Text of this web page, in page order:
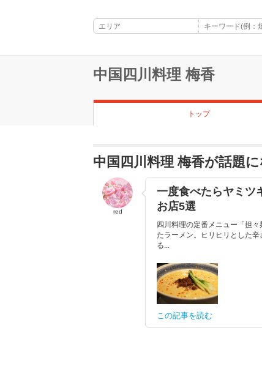
中国四川料理 梅香
トップ
中国四川料理 梅香が話題
red
一度食べたらヤミツ
お店5選
四川料理の定番メニュー「担
たラーメン。ヒリヒリとした
る...
この記事を読む